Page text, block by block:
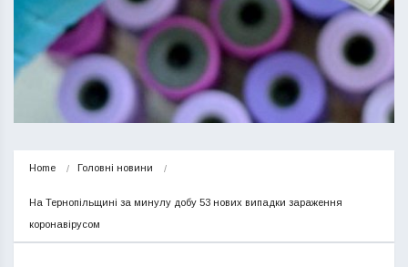
Home Головні новини
На Тернопільщині за минулу добу 53 нових випадки зараження
коронавірусом